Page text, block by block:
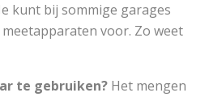
kunt bij sommige garages
voor. Zo weet
te gebruiken? Het mengen